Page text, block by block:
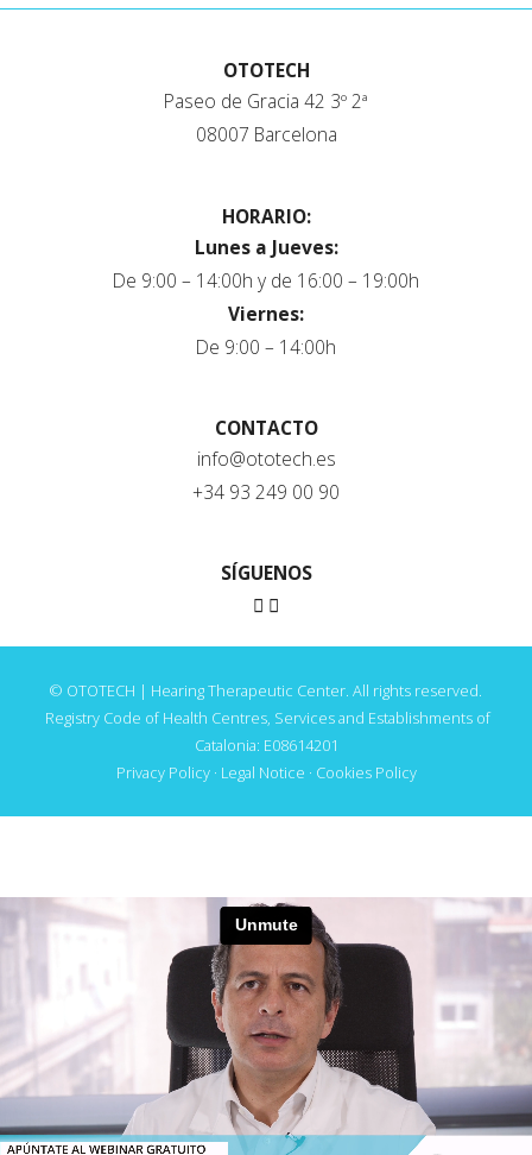
OTOTECH
Paseo de Gracia 42 3º 2ª
08007 Barcelona
HORARIO:
Lunes a Jueves:
De 9:00 – 14:00h y de 16:00 – 19:00h
Viernes:
De 9:00 – 14:00h
CONTACTO
info@ototech.es
+34 93 249 00 90
SÍGUENOS
© OTOTECH | Hearing Therapeutic Center. All rights reserved.
Registry Code of Health Centres, Services and Establishments of
Catalonia: E08614201
Privacy Policy· Legal Notice · Cookies Policy